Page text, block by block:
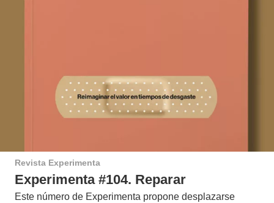
Revista Experimenta
Experimenta #104. Reparar
Este número de Experimenta propone desplazarse